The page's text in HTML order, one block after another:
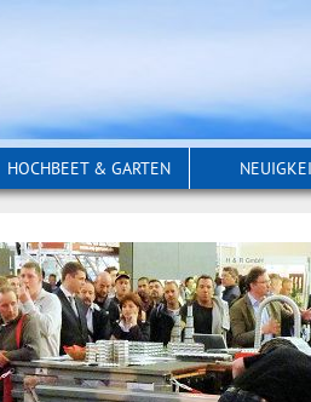
HOCHBEET & GARTEN